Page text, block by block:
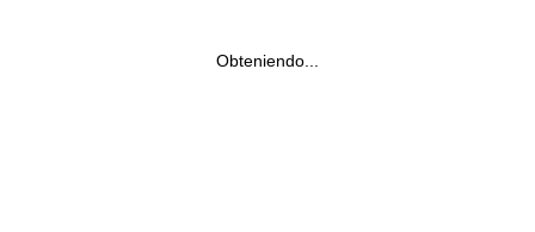
Obteniendo...